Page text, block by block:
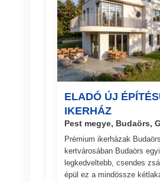
ELADÓ ÚJ
IKERHÁZ
Pest megye, Budaörs,
Prémium ikerházak Budaörs
kertvárosában Budaörs
legkedveltebb, csendes
épül ez a mindössze